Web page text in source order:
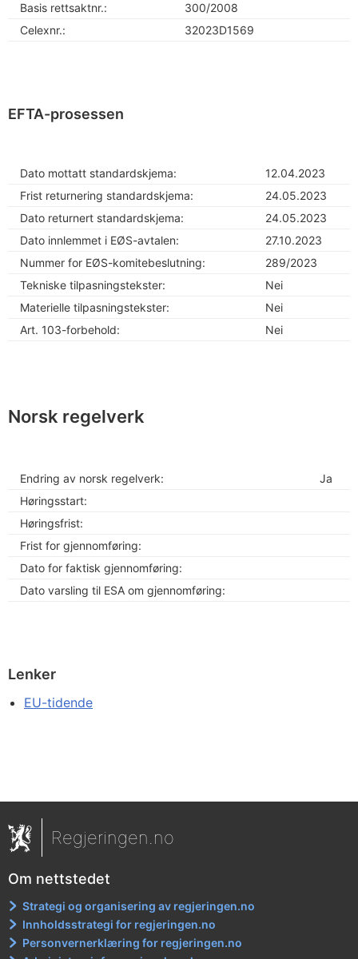
Basis rettsaktnr.:
300/2008
Celexnr.:
32023D1569
EFTA-prosessen
Dato mottatt standardskjema:
12.04.2023
Frist returnering standardskjema:
24.05.2023
Dato returnert standardskjema:
24.05.2023
Dato innlemmet i EØS-avtalen:
27.10.2023
Nummer for EØS-komitebeslutning:
289/2023
Tekniske tilpasningstekster:
Nei
Materielle tilpasningstekster:
Nei
Art. 103-forbehold:
Nei
Norsk regelverk
Endring av norsk regelverk:
Ja
Høringsstart:
Høringsfrist:
Frist for gjennomføring:
Dato for faktisk gjennomføring:
Dato varsling til ESA om gjennomføring:
Lenker
EU-tidende
Regjeringen.no
Om nettstedet
Strategi og organisering av regjeringen.no
Innholdsstrategi for regjeringen.no
Personvernerklæring for regjeringen.no